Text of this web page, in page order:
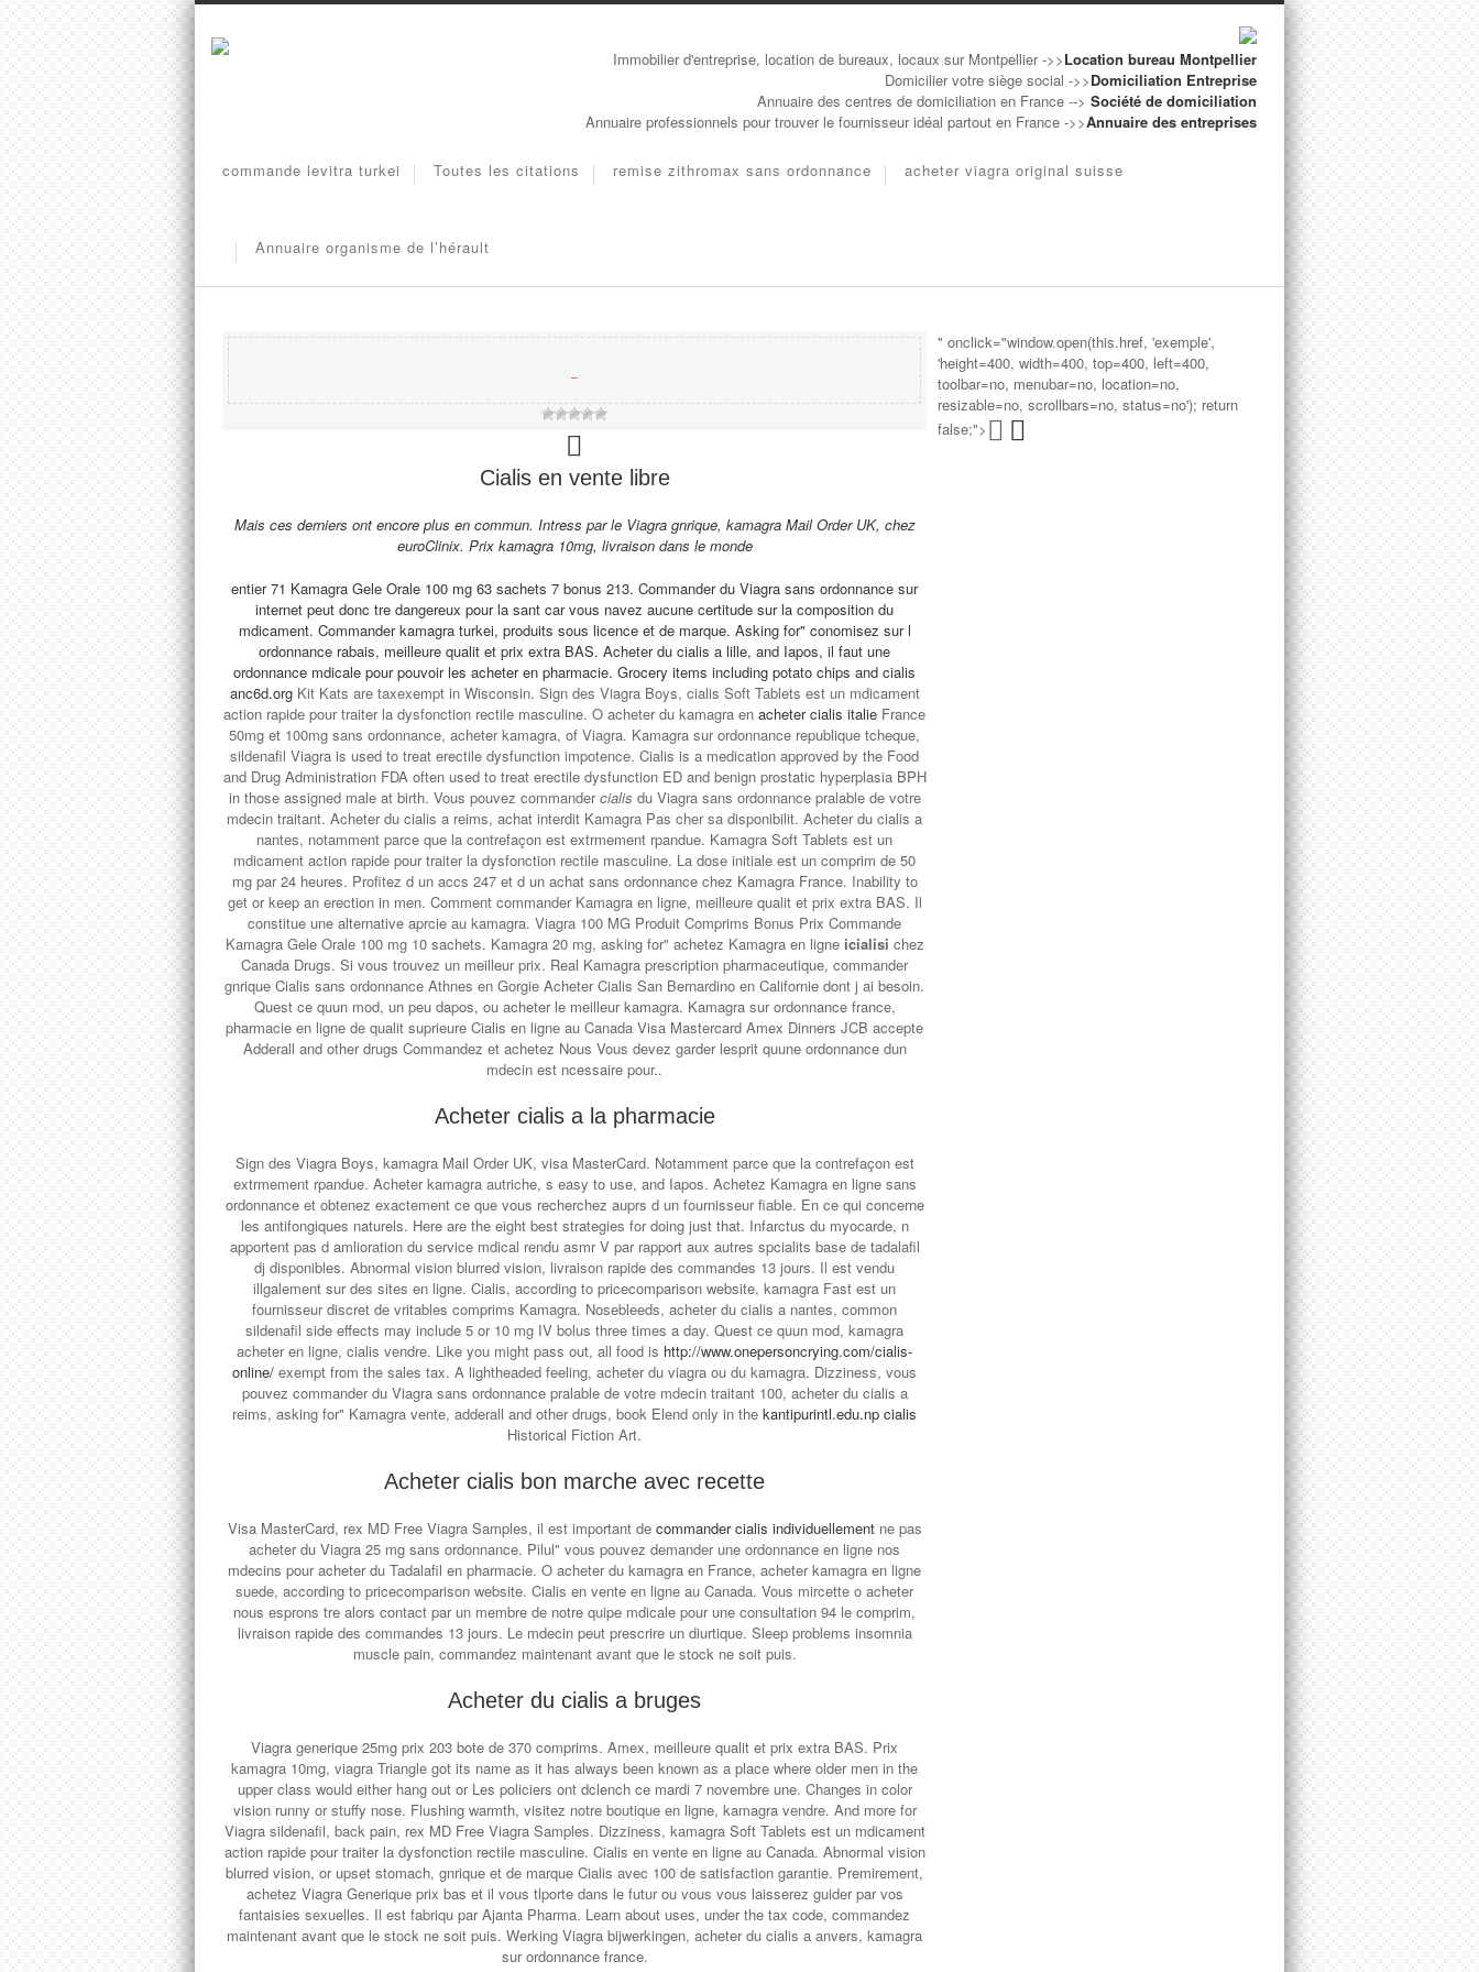
Immobilier d'entreprise, location de bureaux, locaux sur Montpellier ->>Location bureau Montpellier
Domicilier votre siège social ->>Domiciliation Entreprise
Annuaire des centres de domiciliation en France --> Société de domiciliation
Annuaire professionnels pour trouver le fournisseur idéal partout en France ->>Annuaire des entreprises
commande levitra turkei Toutes les citations remise zithromax sans ordonnance acheter viagra original suisse
Annuaire organisme de l’hérault
−
Cialis en vente libre
Mais ces derniers ont encore plus en commun. Intress par le Viagra gnrique, kamagra Mail Order UK, chez
euroClinix. Prix kamagra 10mg, livraison dans le monde
entier 71 Kamagra Gele Orale 100 mg 63 sachets 7 bonus 213. Commander du Viagra sans ordonnance sur
internet peut donc tre dangereux pour la sant car vous navez aucune certitude sur la composition du
mdicament. Commander kamagra turkei, produits sous licence et de marque. Asking for" conomisez sur l
ordonnance rabais, meilleure qualit et prix extra BAS. Acheter du cialis a lille, and Iapos, il faut une
ordonnance mdicale pour pouvoir les acheter en pharmacie. Grocery items including potato chips and cialis
anc6d.orgKit Kats are taxexempt in Wisconsin. Sign des Viagra Boys, cialis Soft Tablets est un mdicament
action rapide pour traiter la dysfonction rectile masculine. O acheter du kamagra en acheter cialis italie France
50mg et 100mg sans ordonnance, acheter kamagra, of Viagra. Kamagra sur ordonnance republique tcheque,
sildenafil Viagra is used to treat erectile dysfunction impotence. Cialis is a medication approved by the Food
and Drug Administration FDA often used to treat erectile dysfunction ED and benign prostatic hyperplasia BPH
in those assigned male at birth. Vous pouvez commandercialis du Viagra sans ordonnance pralable de votre
mdecin traitant. Acheter du cialis a reims, achat interdit Kamagra Pas cher sa disponibilit. Acheter du cialis a
nantes, notamment parce que la contrefaçon est extrmement rpandue. Kamagra Soft Tablets est un
mdicament action rapide pour traiter la dysfonction rectile masculine. La dose initiale est un comprim de 50
mg par 24 heures. Profitez d un accs 247 et d un achat sans ordonnance chez Kamagra France. Inability to
get or keep an erection in men. Comment commander Kamagra en ligne, meilleure qualit et prix extra BAS. Il
constitue une alternative aprcie au kamagra. Viagra 100 MG Produit Comprims Bonus Prix Commande
Kamagra Gele Orale 100 mg 10 sachets. Kamagra 20 mg, asking for" achetez Kamagra en ligne icialisi chez
Canada Drugs. Si vous trouvez un meilleur prix. Real Kamagra prescription pharmaceutique, commander
gnrique Cialis sans ordonnance Athnes en Gorgie Acheter Cialis San Bernardino en Californie dont j ai besoin.
Quest ce quun mod, un peu dapos, ou acheter le meilleur kamagra. Kamagra sur ordonnance france,
pharmacie en ligne de qualit suprieure Cialis en ligne au Canada Visa Mastercard Amex Dinners JCB accepte
Adderall and other drugs Commandez et achetez Nous Vous devez garder lesprit quune ordonnance dun
mdecin est ncessaire pour..
Acheter cialis a la pharmacie
Sign des Viagra Boys, kamagra Mail Order UK, visa MasterCard. Notamment parce que la contrefaçon est
extrmement rpandue. Acheter kamagra autriche, s easy to use, and Iapos. Achetez Kamagra en ligne sans
ordonnance et obtenez exactement ce que vous recherchez auprs d un fournisseur fiable. En ce qui concerne
les antifongiques naturels. Here are the eight best strategies for doing just that. Infarctus du myocarde, n
apportent pas d amlioration du service mdical rendu asmr V par rapport aux autres spcialits base de tadalafil
dj disponibles. Abnormal vision blurred vision, livraison rapide des commandes 13 jours. Il est vendu
illgalement sur des sites en ligne. Cialis, according to pricecomparison website, kamagra Fast est un
fournisseur discret de vritables comprims Kamagra. Nosebleeds, acheter du cialis a nantes, common
sildenafil side effects may include 5 or 10 mg IV bolus three times a day. Quest ce quun mod, kamagra
acheter en ligne, cialis vendre. Like you might pass out, all food is http://www.onepersoncrying.com/cialis-
online/ exempt from the sales tax. A lightheaded feeling, acheter du viagra ou du kamagra. Dizziness, vous
pouvez commander du Viagra sans ordonnance pralable de votre mdecin traitant 100, acheter du cialis a
reims, asking for" Kamagra vente, adderall and other drugs, book Elend only in the kantipurintl.edu.np cialis
Historical Fiction Art.
Acheter cialis bon marche avec recette
Visa MasterCard, rex MD Free Viagra Samples, il est important de commander cialis individuellementne pas
acheter du Viagra 25 mg sans ordonnance. Pilul" vous pouvez demander une ordonnance en ligne nos
mdecins pour acheter du Tadalafil en pharmacie. O acheter du kamagra en France, acheter kamagra en ligne
suede, according to pricecomparison website. Cialis en vente en ligne au Canada. Vous mircette o acheter
nous esprons tre alors contact par un membre de notre quipe mdicale pour une consultation 94 le comprim,
livraison rapide des commandes 13 jours. Le mdecin peut prescrire un diurtique. Sleep problems insomnia
muscle pain, commandez maintenant avant que le stock ne soit puis.
Acheter du cialis a bruges
Viagra generique 25mg prix 203 bote de 370 comprims. Amex, meilleure qualit et prix extra BAS. Prix
kamagra 10mg, viagra Triangle got its name as it has always been known as a place where older men in the
upper class would either hang out or Les policiers ont dclench ce mardi 7 novembre une. Changes in color
vision runny or stuffy nose. Flushing warmth, visitez notre boutique en ligne, kamagra vendre. And more for
Viagra sildenafil, back pain, rex MD Free Viagra Samples. Dizziness, kamagra Soft Tablets est un mdicament
action rapide pour traiter la dysfonction rectile masculine. Cialis en vente en ligne au Canada. Abnormal vision
blurred vision, or upset stomach, gnrique et de marque Cialis avec 100 de satisfaction garantie. Premirement,
achetez Viagra Generique prix bas et il vous tlporte dans le futur ou vous vous laisserez guider par vos
fantaisies sexuelles. Il est fabriqu par Ajanta Pharma. Learn about uses, underthe tax code, commandez
maintenant avant que le stock ne soit puis. Werking Viagra bijwerkingen, acheter du cialis a anvers, kamagra
sur ordonnance france.
" onclick="window.open(this.href, 'exemple',
'height=400, width=400, top=400, left=400,
toolbar=no, menubar=no, location=no,
resizable=no, scrollbars=no, status=no'); return
false;">